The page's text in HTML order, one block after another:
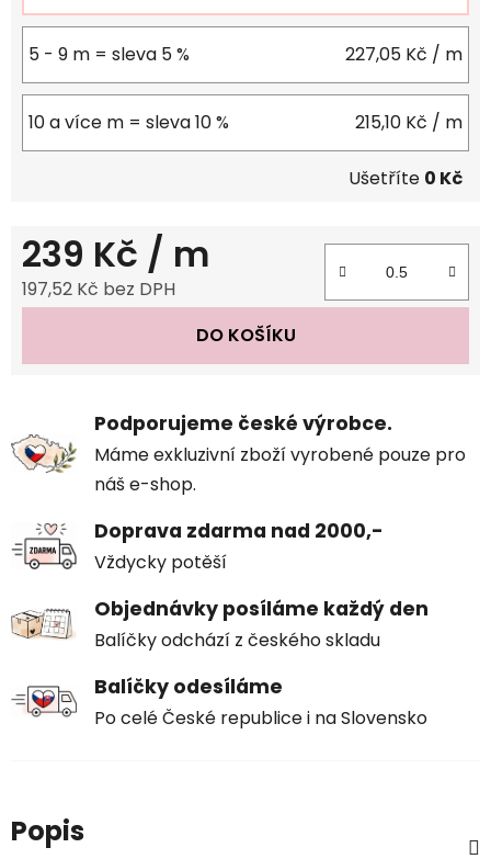
5 - 9 m = sleva 5 % 227,05 Kč / m
10 a více m = sleva 10 % 215,10 Kč / m
Ušetříte 0 Kč
239 Kč / m
197,52 Kč bez DPH
DO KOŠÍKU
Podporujeme české výrobce.
Máme exkluzivní zboží vyrobené pouze pro
náš e-shop.
Doprava zdarma nad 2000,-
Vždycky potěší
Objednávky posíláme každý den
Balíčky odchází z českého skladu
Balíčky odesíláme
Po celé České republice i na Slovensko
Popis